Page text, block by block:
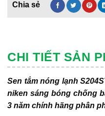
CHI TIẾT SẢN
Sen tắm nóng lạnh
niken sáng bóng chống
3 năm chính hãng phân